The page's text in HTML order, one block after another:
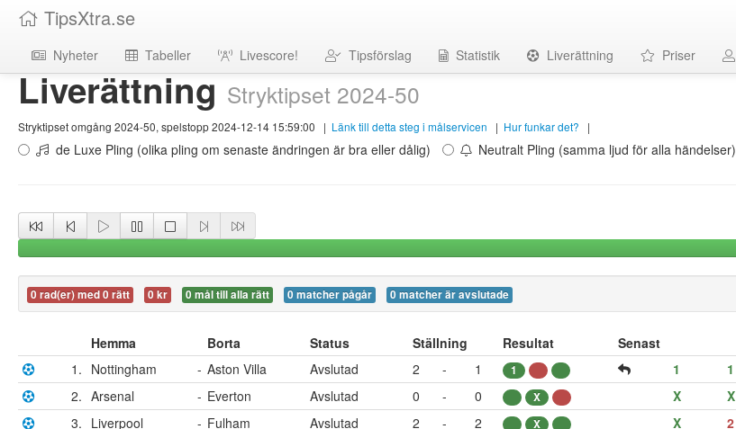
TipsXtra.se
Nyheter Tabeller Livescore! Tipsförslag Statistik Liverättning Priser
LiverättningStryktipset 2024-50
Stryktipset omgång 2024-50, spelstopp 2024-12-14 15:59:00 | Länk till detta steg i målservicen | Hur funkar det? |
de Luxe Pling (olika pling om senaste ändringen är bra eller dålig) Neutralt Pling (samma ljud för alla händelser)
0 rad(er) med 0 rätt 0 kr 0 mål till alla rätt 0 matcher pågår 0 matcher är avslutade
Hemma Borta Status Ställning Resultat Senast
1. Nottingham - Aston Villa Avslutad 2 - 1 1 1 1
2. Arsenal - Everton Avslutad 0 - 0 X X X
3. Liverpool - Fulham Avslutad 2 - 2 X X 2